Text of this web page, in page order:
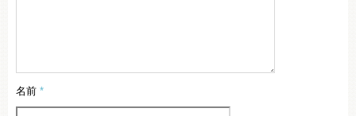
名前 *